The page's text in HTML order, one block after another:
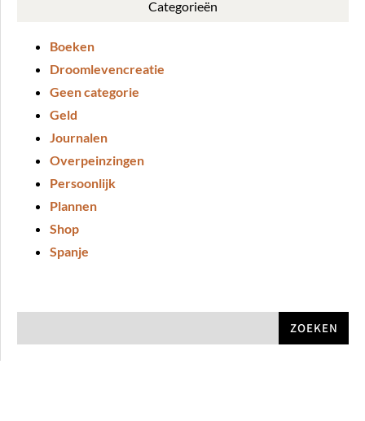
Categorieën
Boeken
Droomlevencreatie
Geen categorie
Geld
Journalen
Overpeinzingen
Persoonlijk
Plannen
Shop
Spanje
ZOEKEN